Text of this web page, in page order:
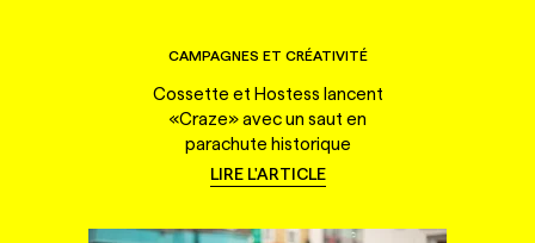
CAMPAGNES ET CRÉATIVITÉ
Cossette et Hostess lancent
«Craze» avec un saut en
parachute historique
LIRE L'ARTICLE